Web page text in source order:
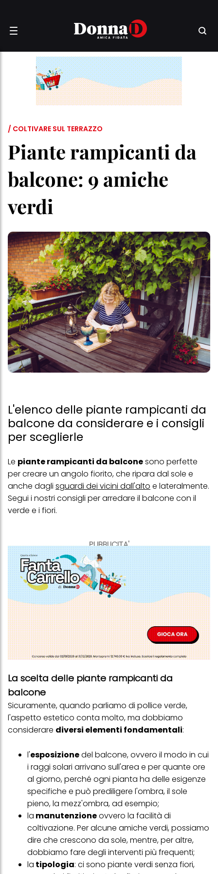
/ COLTIVARE SUL TERRAZZO
Piante rampicanti da
balcone: 9 amiche
verdi
L'elenco delle piante rampicanti da
balcone da considerare e i consigli
per sceglierle
PUBBLICITA'
Le piante rampicanti da balconesono perfette
per creare un angolo fiorito, che ripara dal sole e
anche dagli sguardi dei vicini dall'alto e lateralmente.
Segui i nostri consigli per arredare il balcone con il
verde e i fiori.
La scelta delle piante rampicanti da
balcone
Sicuramente, quando parliamo di pollice verde,
l'aspetto estetico conta molto, ma dobbiamo
considerare diversi elementi fondamentali:
l'esposizionedel balcone, ovvero il modo in cui
i raggi solari arrivano sull'area e per quante ore
al giorno, perché ogni pianta ha delle esigenze
specifiche e può prediligere l'ombra, il sole
pieno, la mezz'ombra, ad esempio;
la manutenzioneovvero la facilità di
coltivazione. Per alcune amiche verdi, possiamo
dire che crescono da sole, mentre, per altre,
dobbiamo fare degli interventi più frequenti;
la tipologia: ci sono piante verdi senza fiori,